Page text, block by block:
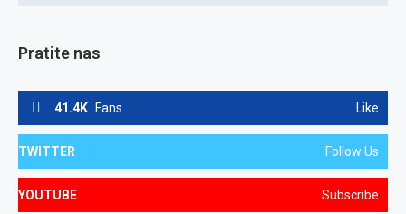
Pratite nas
41.4K Fans Like
TWITTER Follow Us
YOUTUBE Subscribe